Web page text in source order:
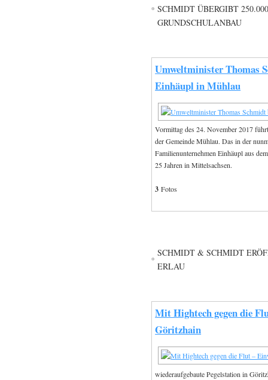
CHMIDT ÜBERGIBT
RUNDSCHULANBAU
Umweltminister Thomas
Einhäupl in Mühlau
Vormittag des 24. November 2017
der Gemeinde Mühlau. Das in der
Familienunternehmen Einhäupl aus
25 Jahren in Mittelsachsen.
3 Fotos
SCHMIDT & SCHMIDT
ERLAU
Mit Hightech gegen die
Göritzhain
wiederaufgebaute Pegelstation in